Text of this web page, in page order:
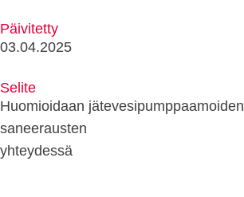
Päivitetty
03.04.2025
Selite
Huomioidaan jätevesipumppaamoiden
saneerausten
yhteydessä